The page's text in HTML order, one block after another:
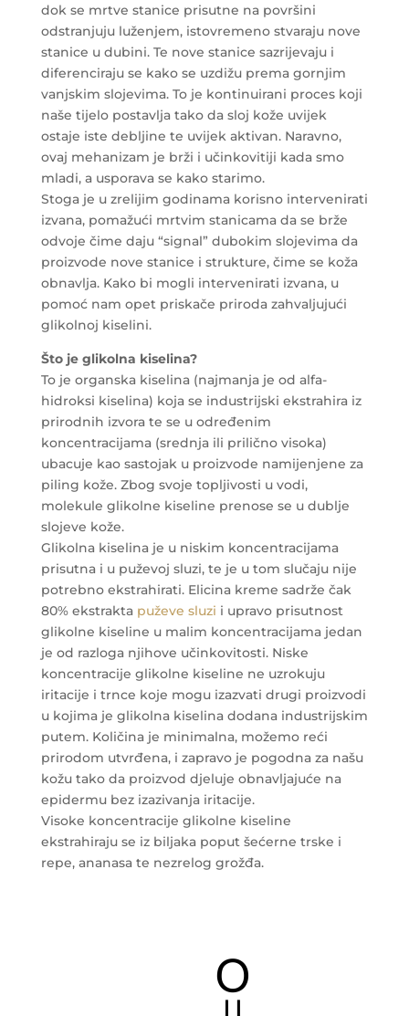
dok se mrtve stanice prisutne na površini
odstranjuju luženjem, istovremeno stvaraju nove
stanice u dubini. Te nove stanice sazrijevaju i
diferenciraju se kako se uzdižu prema gornjim
vanjskim slojevima. To je kontinuirani proces koji
naše tijelo postavlja tako da sloj kože uvijek
ostaje iste debljine te uvijek aktivan. Naravno,
ovaj mehanizam je brži i učinkovitiji kada smo
mladi, a usporava se kako starimo.
Stoga je u zrelijim godinama korisno intervenirati
izvana, pomažući mrtvim stanicama da se brže
odvoje čime daju “signal” dubokim slojevima da
proizvode nove stanice i strukture, čime se koža
obnavlja. Kako bi mogli intervenirati izvana, u
pomoć nam opet priskače priroda zahvaljujući
glikolnoj kiselini.
Što je glikolna kiselina?
To je organska kiselina (najmanja je od alfa-
hidroksi kiselina) koja se industrijski ekstrahira iz
prirodnih izvora te se u određenim
koncentracijama (srednja ili prilično visoka)
ubacuje kao sastojak u proizvode namijenjene za
piling kože. Zbog svoje topljivosti u vodi,
molekule glikolne kiseline prenose se u dublje
slojeve kože.
Glikolna kiselina je u niskim koncentracijama
prisutna i u puževoj sluzi, te je u tom slučaju nije
potrebno ekstrahirati. Elicina kreme sadrže čak
80% ekstrakta puževe sluzi i upravo prisutnost
glikolne kiseline u malim koncentracijama jedan
je od razloga njihove učinkovitosti. Niske
koncentracije glikolne kiseline ne uzrokuju
iritacije i trnce koje mogu izazvati drugi proizvodi
u kojima je glikolna kiselina dodana industrijskim
putem. Količina je minimalna, možemo reći
prirodom utvrđena, i zapravo je pogodna za našu
kožu tako da proizvod djeluje obnavljajuće na
epidermu bez izazivanja iritacije.
Visoke koncentracije glikolne kiseline
ekstrahiraju se iz biljaka poput šećerne trske i
repe, ananasa te nezrelog grožđa.